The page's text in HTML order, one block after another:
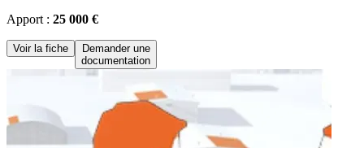
Apport : 25 000 €
Voir la fiche
Demander une
documentation